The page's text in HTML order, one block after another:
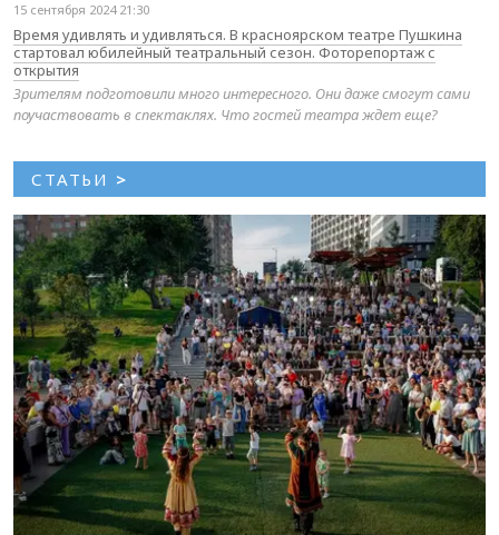
15 сентября 2024 21:30
Время удивлять и удивляться. В красноярском театре Пушкина
стартовал юбилейный театральный сезон. Фоторепортаж с
открытия
Зрителям подготовили много интересного. Они даже смогут сами
поучаствовать в спектаклях. Что гостей театра ждет еще?
СТАТЬИ >